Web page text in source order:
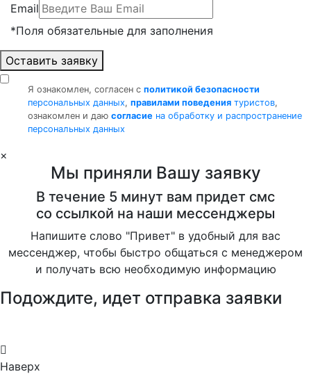
Email
*Поля обязательные для заполнения
Оставить заявку
Я ознакомлен, согласен с политикой безопасности
персональных данных, правилами поведения туристов,
ознакомлен и даю согласие на обработку и распространение
персональных данных
×
Мы приняли Вашу заявку
В течение 5 минут вам придет смс
со ссылкой на наши мессенджеры
Напишите слово "Привет" в удобный для вас
мессенджер, чтобы быстро общаться с менеджером
и получать всю необходимую информацию
Подождите, идет отправка заявки
Наверх